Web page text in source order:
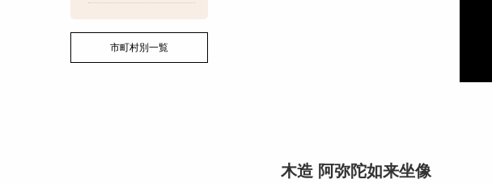
市町村別一覧
木造 阿弥陀如来坐像